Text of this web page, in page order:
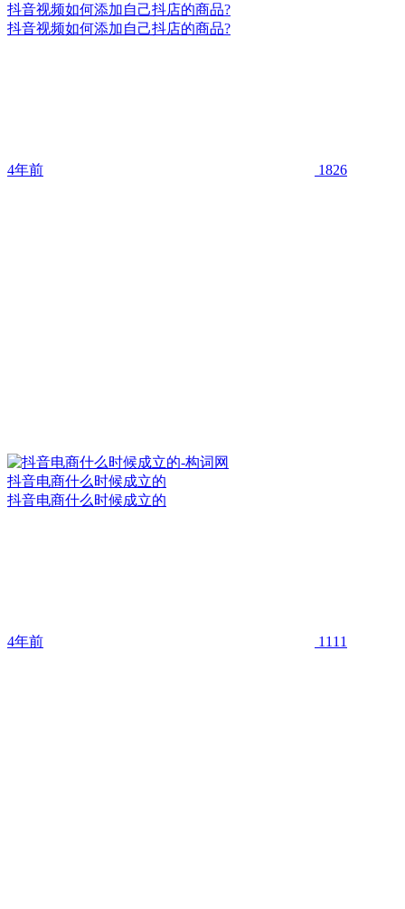
抖音视频如何添加自己抖店的商品?
抖音视频如何添加自己抖店的商品?
4年前 1826
抖音电商什么时候成立的
抖音电商什么时候成立的
4年前 1111